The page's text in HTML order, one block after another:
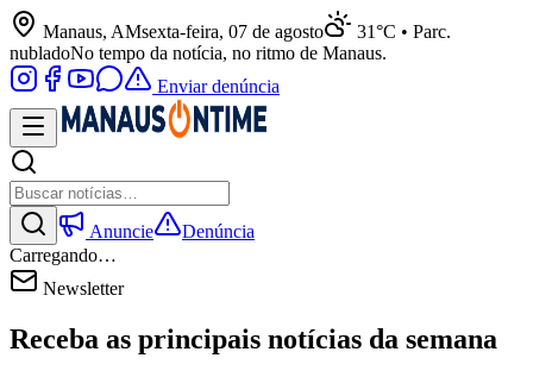
Manaus, AMsexta-feira, 07 de agosto
31°C • Parc.
nubladoNo tempo da notícia, no ritmo de Manaus.
Enviar denúncia
Anuncie
Denúncia
Carregando…
Newsletter
Receba as principais notícias da semana